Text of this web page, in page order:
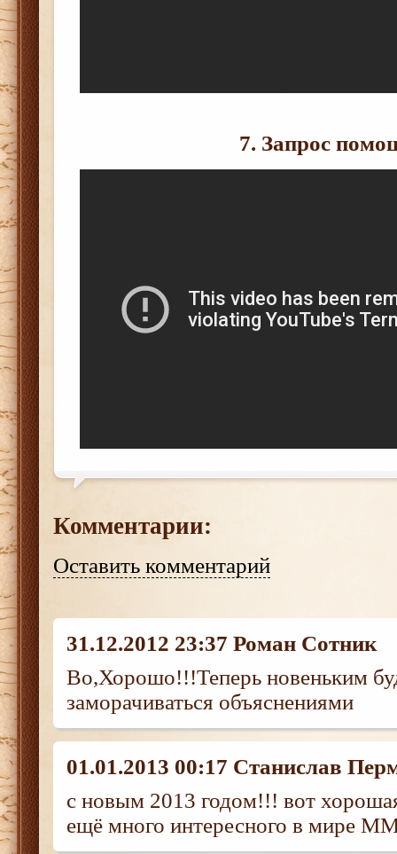
7. Запрос
Комментарии:
Оставить комментарий
31.12.2012 23:37 Роман Сотник
Во,Хорошо!!!Теперь новеньким
заморачиваться объяснениями
01.01.2013 00:17 Станислав
с новым 2013 годом!!! вот
ещё много интересного в мире